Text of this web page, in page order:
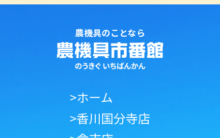
農機具のことなら
>ホーム
>香川国分寺店